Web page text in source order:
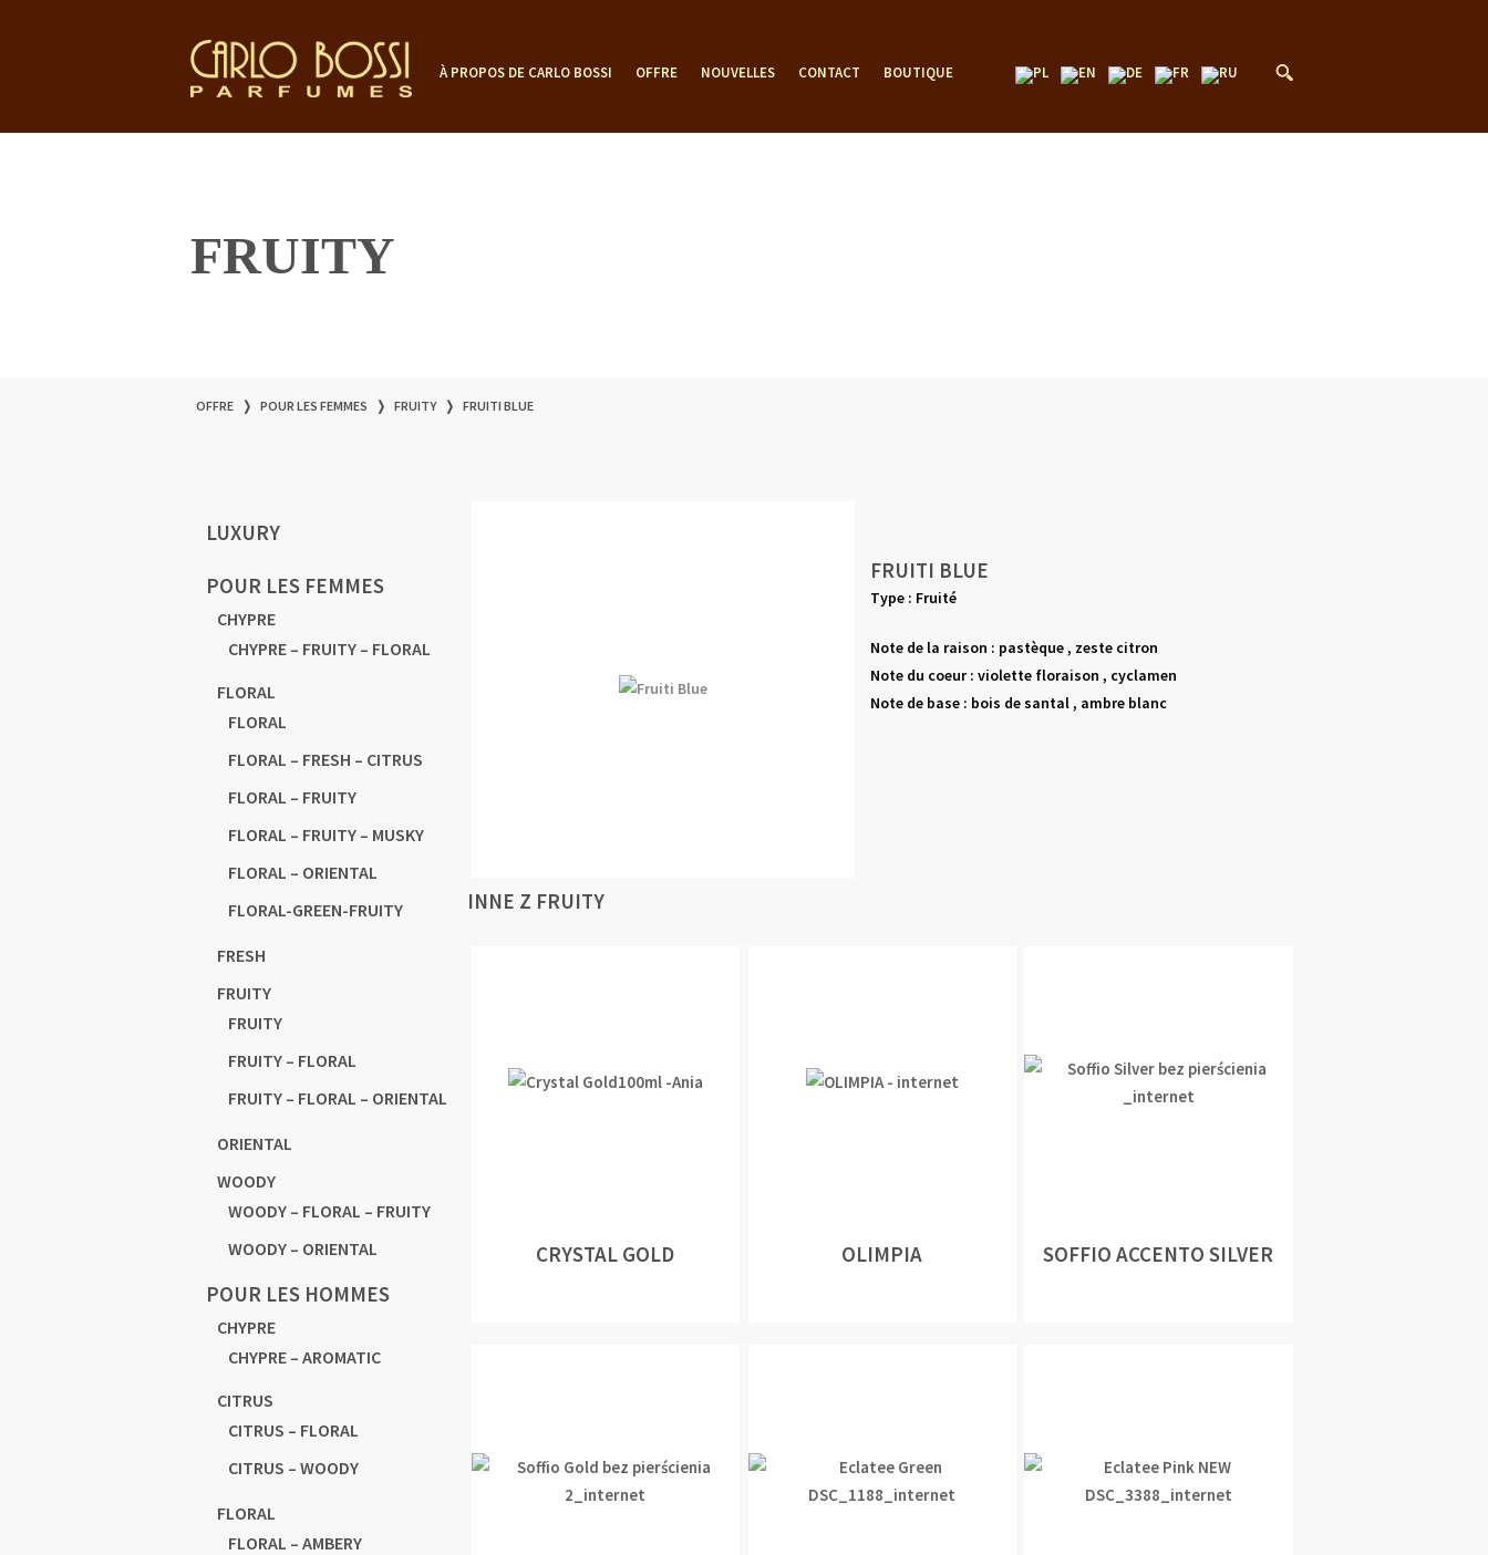
À PROPOS DE CARLO BOSSI OFFRE NOUVELLES CONTACT BOUTIQUE
FRUITY
OFFRE ❭ POUR LES FEMMES ❭ FRUITY ❭ FRUITI BLUE
LUXURY
POUR LES FEMMES
CHYPRE
CHYPRE – FRUITY – FLORAL
FLORAL
FLORAL
FLORAL – FRESH – CITRUS
FLORAL – FRUITY
FLORAL – FRUITY – MUSKY
FLORAL – ORIENTAL
FLORAL-GREEN-FRUITY
FRESH
FRUITY
FRUITY
FRUITY – FLORAL
FRUITY – FLORAL – ORIENTAL
ORIENTAL
WOODY
WOODY – FLORAL – FRUITY
WOODY – ORIENTAL
POUR LES HOMMES
CHYPRE
CHYPRE – AROMATIC
CITRUS
CITRUS – FLORAL
CITRUS – WOODY
FLORAL
FLORAL – AMBERY
FRUITI BLUE
Type : Fruité
Note de la raison : pastèque , zeste citron
Note du coeur : violette floraison , cyclamen
Note de base : bois de santal , ambre blanc
INNE Z FRUITY
CRYSTAL GOLD OLIMPIA SOFFIO ACCENTO SILVER